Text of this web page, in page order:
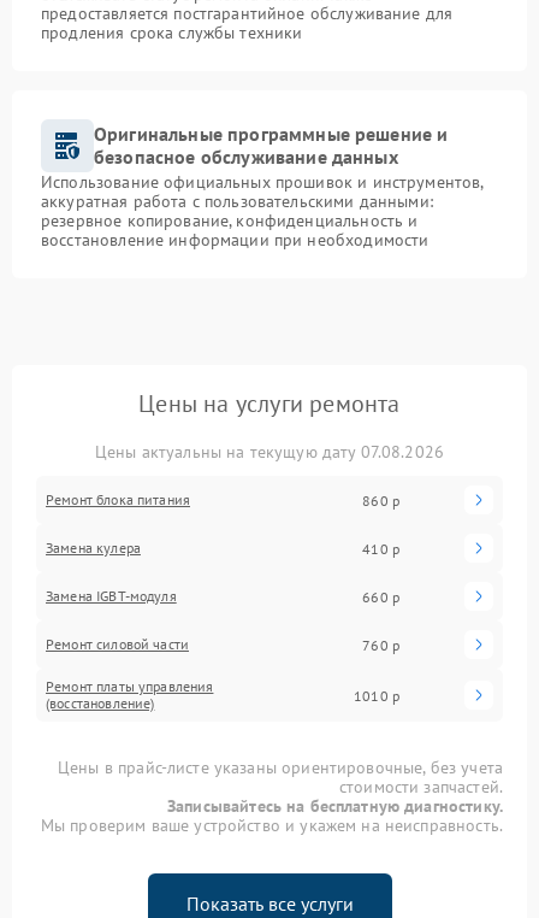
предоставляется постгарантийное обслуживание для
продления срока службы техники
Оригинальные программные решение и
безопасное обслуживание данных
Использование официальных прошивок и инструментов,
аккуратная работа с пользовательскими данными:
резервное копирование, конфиденциальность и
восстановление информации при необходимости
Цены на услуги ремонта
Цены актуальны на текущую дату 07.08.2026
Ремонт блока питания 860 р
Замена кулера 410 р
Замена IGBT-модуля 660 р
Ремонт силовой части 760 р
Ремонт платы управления
(восстановление)
1010 р
Цены в прайс-листе указаны ориентировочные, без учета
стоимости запчастей.
Записывайтесь на бесплатную диагностику.
Мы проверим ваше устройство и укажем на неисправность.
Показать все услуги